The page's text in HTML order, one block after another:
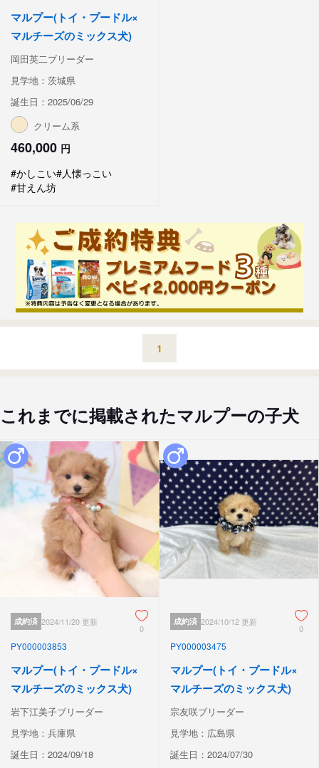
マルプー(トイ・プードル×
マルチーズのミックス犬)
岡田英二ブリーダー
見学地：茨城県
誕生日：2025/06/29
クリーム系
460,000 円
#かしこい#人懐っこい
#甘えん坊
1
これまでに掲載されたマルプーの子犬
成約済 2024/11/20 更新
0
PY000003853
マルプー(トイ・プードル×
マルチーズのミックス犬)
岩下江美子ブリーダー
見学地：兵庫県
誕生日：2024/09/18
成約済 2024/10/12 更新
0
PY000003475
マルプー(トイ・プードル×
マルチーズのミックス犬)
宗友咲ブリーダー
見学地：広島県
誕生日：2024/07/30